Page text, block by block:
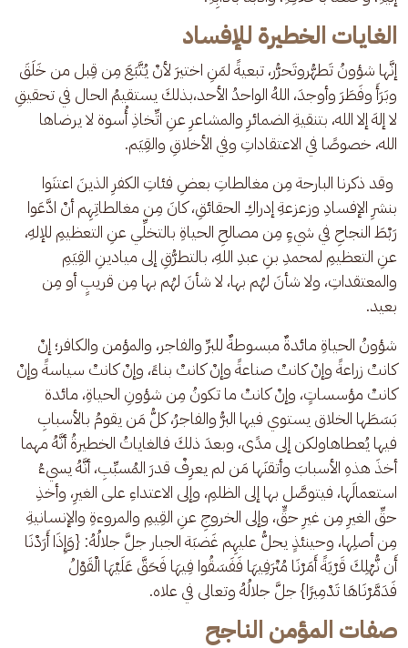
الغايات الخطيرة للإفساد
إنَّها شؤونُ تَطهُّروتَحرُّر، تبعيةً لمَنِ اختيرَ لأنْ يُتَّبَعَ مِن قِبل من خَلَقَ
وبَرَأَ وفَطَرَ وأوجدَ، اللهُ الواحدُ الأحد،بذلكَ يستقيمُ الحال في تحقيقِ
لا إلهَ إلا الله، بتنقيةِ الضمائرِ والمشاعرِ عنِ اتِّخاذِ أُسوة لا يرضاها
الله، خصوصًا في الاعتقاداتِ وفي الأخلاقِ والقِيَم.
وقد ذكرنا البارحة مِن مغالطاتِ بعضِ فئاتِ الكفرِ الذينَ اعتنَوا
بنشرِ الإفسادِ وزعزعةِ إدراكِ الحقائقِ، كانَ مِن مغالطاتِهِم أنْ ادَّعَوا
رَبْطَ النجاحِ في شيءٍ مِن مصالحِ الحياةِ بالتخلِّي عنِ التعظيمِ للإلهِ،
عنِ التعظيمِ لمحمدِ بنِ عبدِ اللهِ، بالتطرُّقِ إلى ميادينِ القِيَمِ
والمعتقداتِ، ولا شأنَ لهُم بها، لا شأنَ لهُم بها مِن قريبٍ أو مِن
بعيد.
شؤونُ الحياةِ مائدةٌ مبسوطةٌ للبرِّ والفاجر، والمؤمن والكافر؛ إنْ
كانتْ زراعةً وإنْ كانتْ صناعةً وإنْ كانتْ بناءً، وإنْ كانتْ سياسةً وإنْ
كانتْ مؤسساتٍ، وإنْ كانتْ ما تكونُ مِن شؤونِ الحياةِ، مائدة
بَسَطَها الخلاق يستوي فيها البرُّ والفاجرُ، كلُّ مَن يقومُ بالأسبابِ
فيها يُعطاهاولكن إلى مدًى، وبعدَ ذلكَ فالغاياتُ الخطيرةُ أنَّهُ مهما
أخذَ هذهِ الأسبابَ وأتقنَها مَن لم يعرِفْ قدرَ المُسبِّبِ، أنَّهُ يسيءُ
استعمالَها، فيتوصَّل بها إلى الظلمِ، وإلى الاعتداءِ على الغيرِ، وأخذِ
حقِّ الغيرِ مِن غيرِ حقٍّ، وإلى الخروجِ عنِ القِيمِ والمروءةِ والإنسانيةِ
مِن أصلِها، وحينئذٍ يحلُّ عليهِم غَضبَة الجبار جلَّ جلالُهُ: {وَإِذَا أَرَدْنَا
أَن نُّهْلِكَ قَرْيَةً أَمَرْنَا مُتْرَفِيهَا فَفَسَقُوا فِيهَا فَحَقَّ عَلَيْهَا الْقَوْلُ
فَدَمَّرْنَاهَا تَدْمِيرًا} جلَّ جلالُهُ وتعالى في علاه.
صفات المؤمن الناجح